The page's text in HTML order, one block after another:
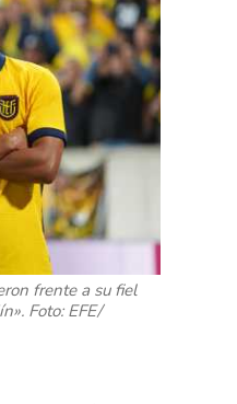
frente a su fiel
Foto: EFE/